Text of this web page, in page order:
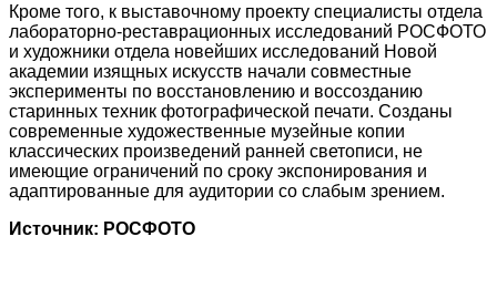
Кроме того, к выставочному проекту специалисты отдела
лабораторно-реставрационных исследований РОСФОТО
и художники отдела новейших исследований Новой
академии изящных искусств начали совместные
эксперименты по восстановлению и воссозданию
старинных техник фотографической печати. Созданы
современные художественные музейные копии
классических произведений ранней светописи, не
имеющие ограничений по сроку экспонирования и
адаптированные для аудитории со слабым зрением.
Источник: РОСФОТО